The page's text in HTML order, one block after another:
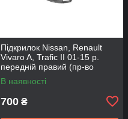
Підкрилок Nissan, Renault
Vivaro A, Trafic II 01-15 р.
передній правий (пр-во
Starline)
В наявності
700 ₴